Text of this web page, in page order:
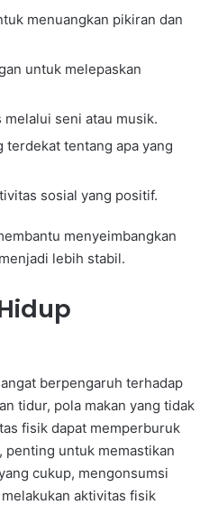
menuangkan pikiran dan
untuk melepaskan
seni atau musik.
terdekat tentang apa yang
sosial yang positif.
menyeimbangkan
lebih stabil.
berpengaruh terhadap
tidur, pola makan yang tidak
fisik dapat memperburuk
untuk memastikan
cukup, mengonsumsi
aktivitas fisik